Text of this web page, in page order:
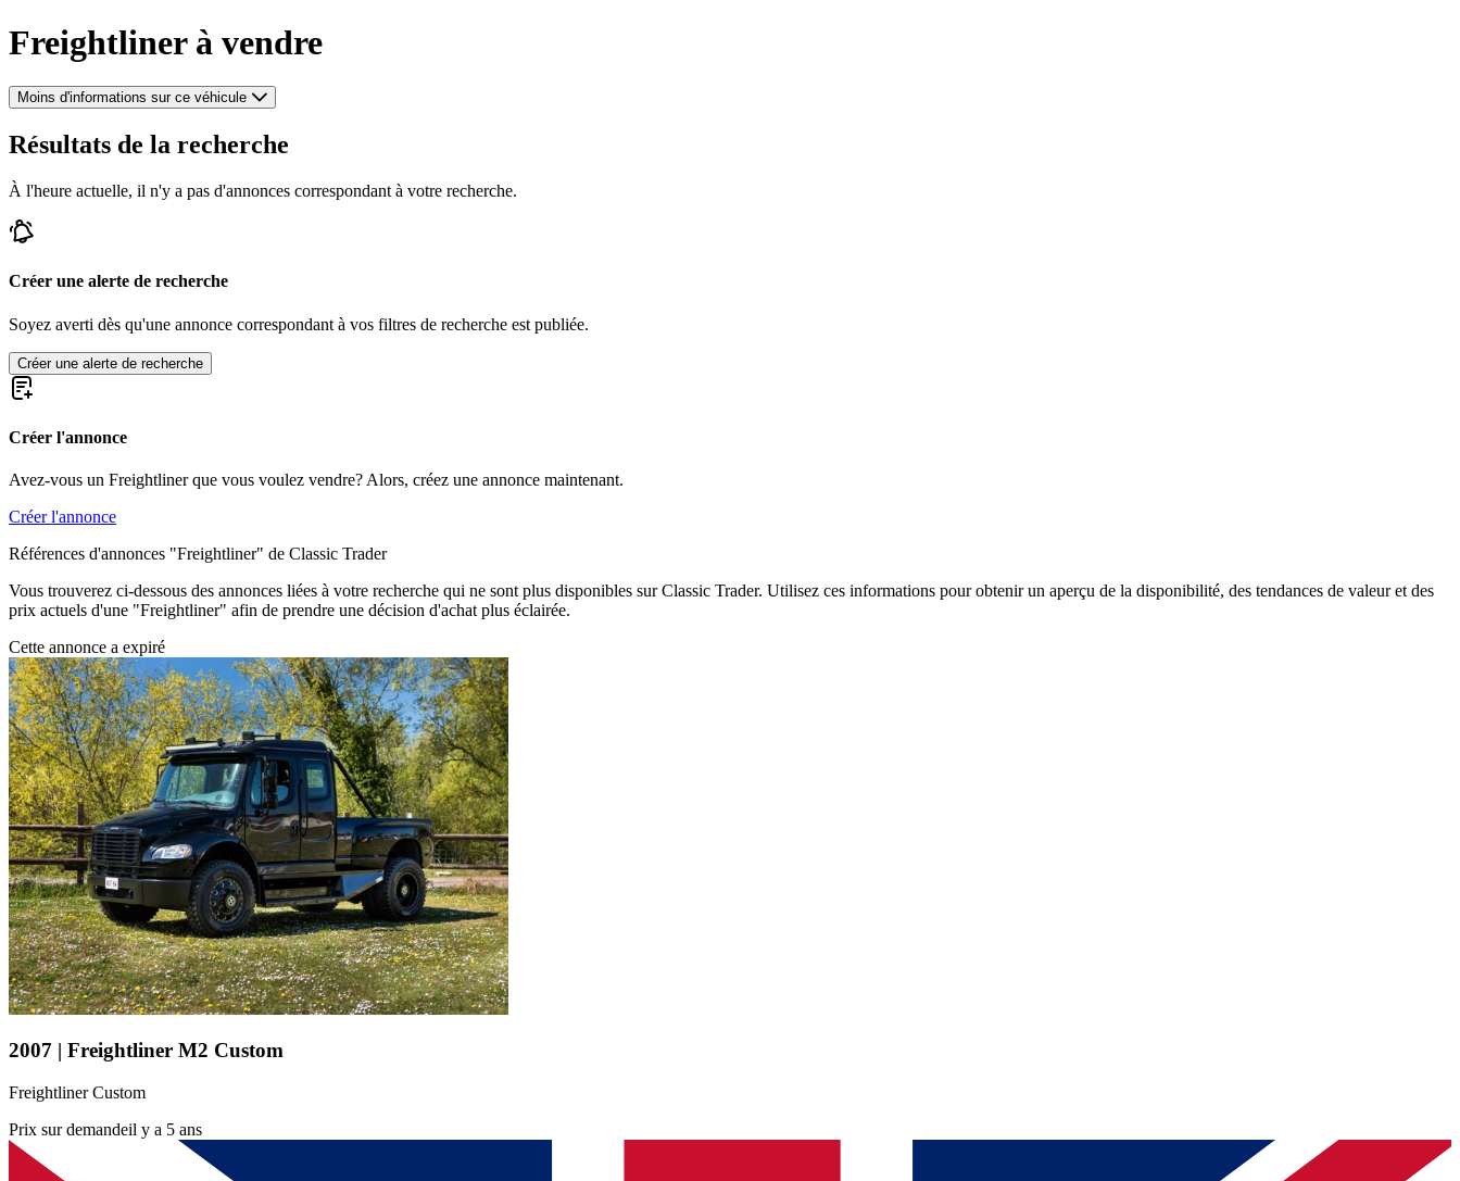
Freightliner à vendre
Moins d'informations sur ce véhicule
Résultats de la recherche
À l'heure actuelle, il n'y a pas d'annonces correspondant à votre recherche.
Créer une alerte de recherche
Soyez averti dès qu'une annonce correspondant à vos filtres de recherche est publiée.
Créer une alerte de recherche
Créer l'annonce
Avez-vous un Freightliner que vous voulez vendre? Alors, créez une annonce maintenant.
Créer l'annonce
Références d'annonces "Freightliner" de Classic Trader
Vous trouverez ci-dessous des annonces liées à votre recherche qui ne sont plus disponibles sur Classic Trader. Utilisez ces informations pour obtenir un aperçu de la disponibilité, des tendances de valeur et des
prix actuels d'une "Freightliner" afin de prendre une décision d'achat plus éclairée.
Cette annonce a expiré
2007 | Freightliner M2 Custom
Freightliner Custom
Prix sur demandeil y a 5 ans